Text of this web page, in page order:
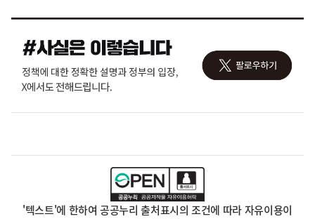
'텍스트'에 한하여 공공누리 출처표시의 조건에 따라 자유이용이